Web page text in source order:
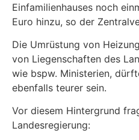
Einfamilienhauses noch
Euro hinzu, so der
Die Umrüstung von
von Liegenschaften des
wie bspw. Ministerien,
ebenfalls teurer sein.
Vor diesem Hintergrund
Landesregierung: